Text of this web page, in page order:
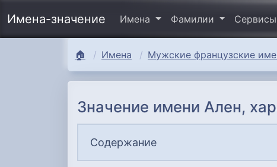
Имена-значение Имена Фамилии Сервисы
🏠 Имена Мужские французские
Значение имени Ален,
Содержание